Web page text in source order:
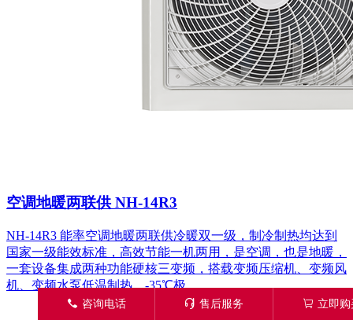
空调地暖两联供 NH-14R3
NH-14R3 能率空调地暖两联供冷暖双一级，制冷制热均达到
国家一级能效标准，高效节能一机两用，是空调，也是地暖，
一套设备集成两种功能硬核三变频，搭载变频压缩机、变频风
机、变频水泵低温制热，-35℃极...
󦁁 咨询电话 󦑱 售后服务 󦂱 立即购